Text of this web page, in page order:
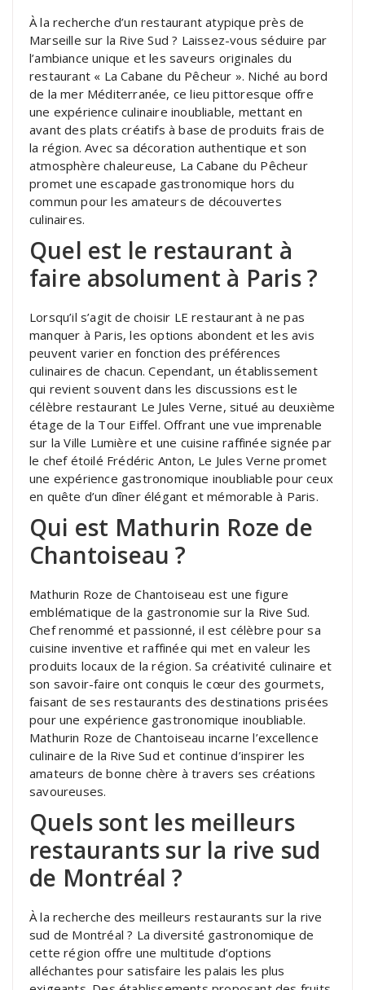
À la recherche d’un restaurant atypique près de
Marseille sur la Rive Sud ? Laissez-vous séduire par
l’ambiance unique et les saveurs originales du
restaurant « La Cabane du Pêcheur ». Niché au bord
de la mer Méditerranée, ce lieu pittoresque offre
une expérience culinaire inoubliable, mettant en
avant des plats créatifs à base de produits frais de
la région. Avec sa décoration authentique et son
atmosphère chaleureuse, La Cabane du Pêcheur
promet une escapade gastronomique hors du
commun pour les amateurs de découvertes
culinaires.
Quel est le restaurant à
faire absolument à Paris ?
Lorsqu’il s’agit de choisir LE restaurant à ne pas
manquer à Paris, les options abondent et les avis
peuvent varier en fonction des préférences
culinaires de chacun. Cependant, un établissement
qui revient souvent dans les discussions est le
célèbre restaurant Le Jules Verne, situé au deuxième
étage de la Tour Eiffel. Offrant une vue imprenable
sur la Ville Lumière et une cuisine raffinée signée par
le chef étoilé Frédéric Anton, Le Jules Verne promet
une expérience gastronomique inoubliable pour ceux
en quête d’un dîner élégant et mémorable à Paris.
Qui est Mathurin Roze de
Chantoiseau ?
Mathurin Roze de Chantoiseau est une figure
emblématique de la gastronomie sur la Rive Sud.
Chef renommé et passionné, il est célèbre pour sa
cuisine inventive et raffinée qui met en valeur les
produits locaux de la région. Sa créativité culinaire et
son savoir-faire ont conquis le cœur des gourmets,
faisant de ses restaurants des destinations prisées
pour une expérience gastronomique inoubliable.
Mathurin Roze de Chantoiseau incarne l’excellence
culinaire de la Rive Sud et continue d’inspirer les
amateurs de bonne chère à travers ses créations
savoureuses.
Quels sont les meilleurs
restaurants sur la rive sud
de Montréal ?
À la recherche des meilleurs restaurants sur la rive
sud de Montréal ? La diversité gastronomique de
cette région offre une multitude d’options
alléchantes pour satisfaire les palais les plus